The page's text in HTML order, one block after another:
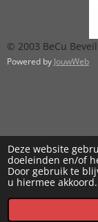
Deze website
doeleinden en/of
Door gebruik te
u hiermee akkoord.
© 2003 BeCu
Powered by JouwWeb